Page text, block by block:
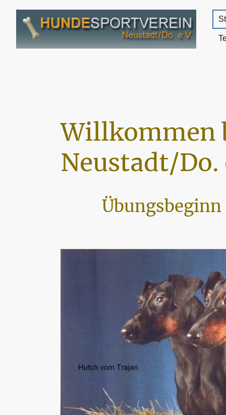
Willkommen
Neustadt/Do.
Übungsbeginn